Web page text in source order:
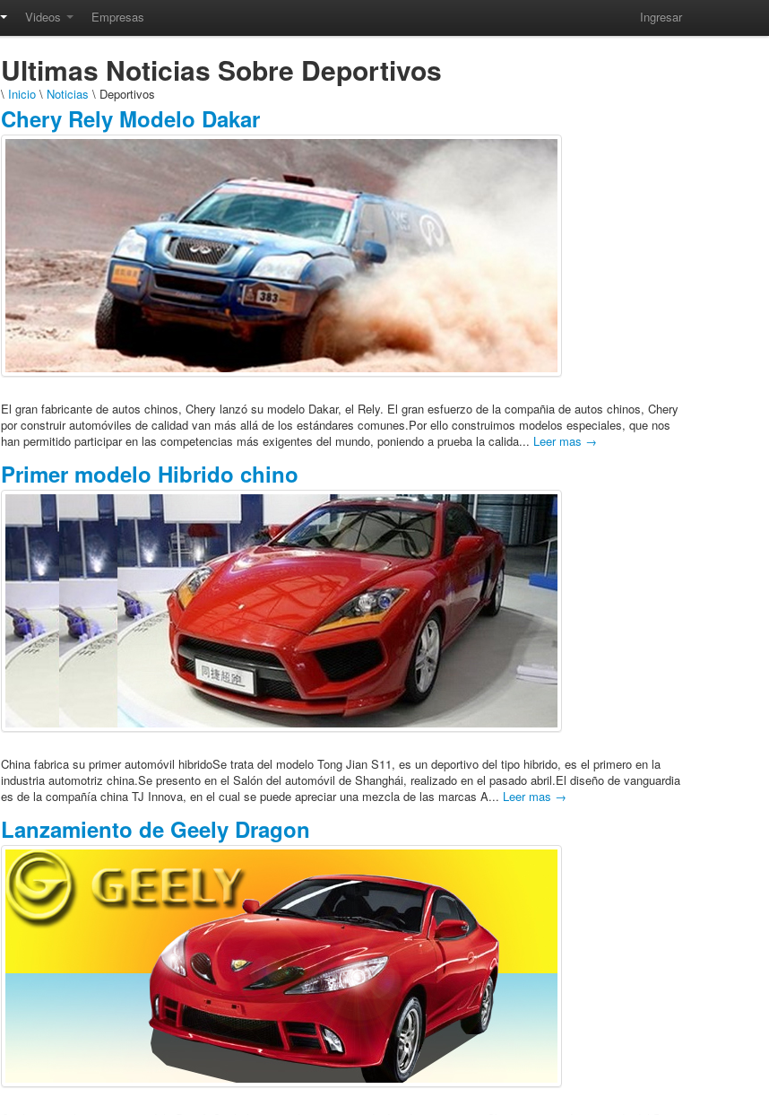
Videos Empresas Ingresar
Ultimas Noticias Sobre Deportivos
\ Inicio \ Noticias \ Deportivos
Chery Rely Modelo Dakar
El gran fabricante de autos chinos, Chery lanzó su modelo Dakar, el Rely. El gran esfuerzo de la compañia de autos chinos, Chery
por construir automóviles de calidad van más allá de los estándares comunes.Por ello construimos modelos especiales, que nos
han permitido participar en las competencias más exigentes del mundo, poniendo a prueba la calida... Leer mas →
Primer modelo Hibrido chino
China fabrica su primer automóvil hibridoSe trata del modelo Tong Jian S11, es un deportivo del tipo hibrido, es el primero en la
industria automotriz china.Se presento en el Salón del automóvil de Shanghái, realizado en el pasado abril.El diseño de vanguardia
es de la compañía china TJ Innova, en el cual se puede apreciar una mezcla de las marcas A... Leer mas →
Lanzamiento de Geely Dragon